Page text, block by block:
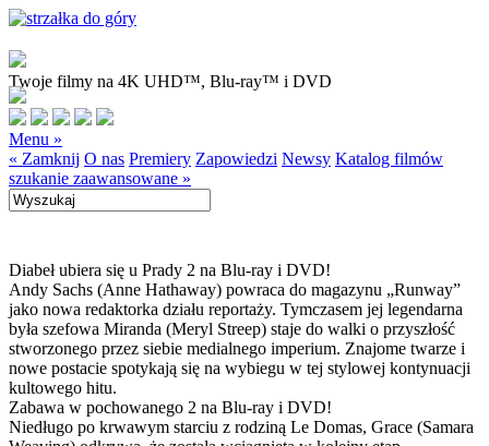
Twoje filmy na 4K UHD™, Blu-ray™ i DVD
Menu »
« Zamknij O nas Premiery Zapowiedzi Newsy Katalog filmów
szukanie zaawansowane »
Diabeł ubiera się u Prady 2 na Blu-ray i DVD!
Andy Sachs (Anne Hathaway) powraca do magazynu „Runway”
jako nowa redaktorka działu reportaży. Tymczasem jej legendarna
była szefowa Miranda (Meryl Streep) staje do walki o przyszłość
stworzonego przez siebie medialnego imperium. Znajome twarze i
nowe postacie spotykają się na wybiegu w tej stylowej kontynuacji
kultowego hitu.
Zabawa w pochowanego 2 na Blu-ray i DVD!
Niedługo po krwawym starciu z rodziną Le Domas, Grace (Samara